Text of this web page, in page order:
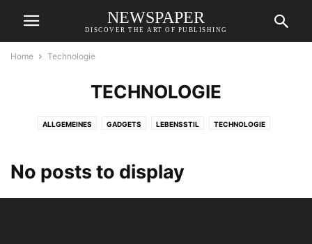
NEWSPAPER
DISCOVER THE ART OF PUBLISHING
Home Technologie
TECHNOLOGIE
ALLGEMEINES GADGETS LEBENSSTIL TECHNOLOGIE
No posts to display